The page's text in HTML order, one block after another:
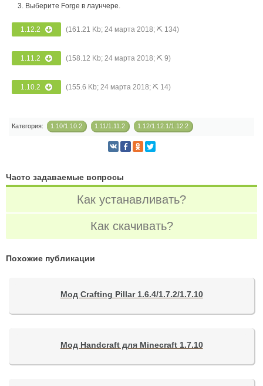
Выберите Forge в лаунчере.
1.12.2 (161.21 Kb; 24 марта 2018; ⛏ 134)
1.11.2 (158.12 Kb; 24 марта 2018; ⛏ 9)
1.10.2 (155.6 Kb; 24 марта 2018; ⛏ 14)
Категория: 1.10/1.10.2 1.11/1.11.2 1.12/1.12.1/1.12.2
Часто задаваемые вопросы
Как устанавливать?
Как скачивать?
Похожие публикации
Мод Crafting Pillar 1.6.4/1.7.2/1.7.10
Мод Handcraft для Minecraft 1.7.10